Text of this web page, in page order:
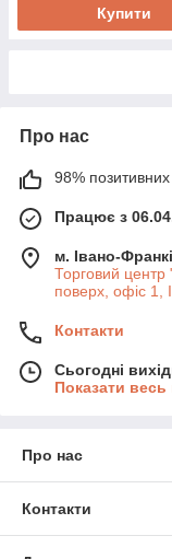
Купити
Про нас
98% позитивних
Працює з
м. Івано-
Торговий центр
поверх, офіс 1,
Контакти
Сьогодні
Показати весь
Про нас
Контакти